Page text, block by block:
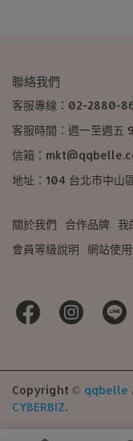
聯絡我們
客服專線：02-2880-
客服時間：週一至週
信箱：
地址：104 台北市中山
關於我們 合作品牌 我
會員等級說明
網站使
Copyright © qqbelle
CYBERBIZ.